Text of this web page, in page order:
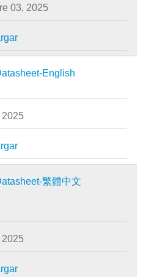
03, 2025
English
2025
繁體中文
2025